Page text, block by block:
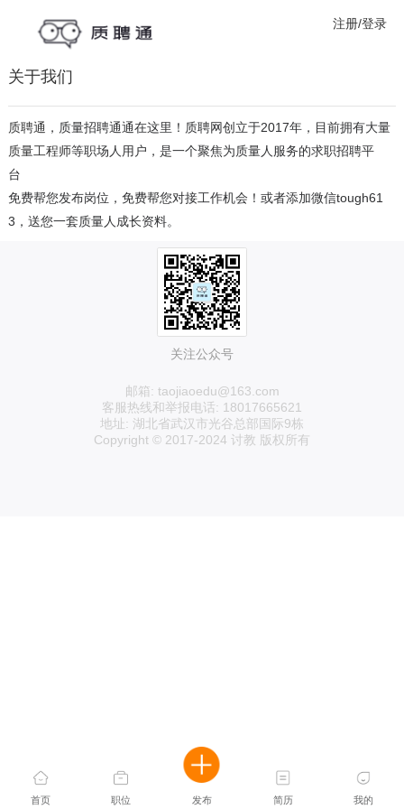
注册/登录
关于我们
质聘通 ，质量招聘通通在这里！质聘网创立于2017年，目前拥有大量
质量工程师等职场人用户，是一个聚焦为质量人服务的求职招聘平
台
免费帮您发布岗位，免费帮您对接工作机会！或者添加微信tough61
3，送您一套质量人成长资料。
关注公众号
邮箱: taojiaoedu@163.com
客服热线和举报电话: 18017665621
地址: 湖北省武汉市光谷总部国际9栋
Copyright © 2017-2024 讨教 版权所有
首页 职位 发布 简历 我的